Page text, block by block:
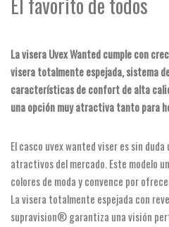
La visera Uvex Wanted cumple con
visera totalmente espejada, sistema
características de confort de alta
una opción muy atractiva tanto para
El casco uvex wanted viser es sin
atractivos del mercado. Este modelo
colores de moda y convence por
La visera totalmente espejada con
supravision® garantiza una visión